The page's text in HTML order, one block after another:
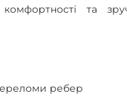
комфортності та
ребер